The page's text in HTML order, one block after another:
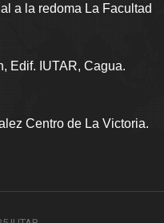
a la redoma La Facultad
Edif. IUTAR, Cagua.
Centro de La Victoria.